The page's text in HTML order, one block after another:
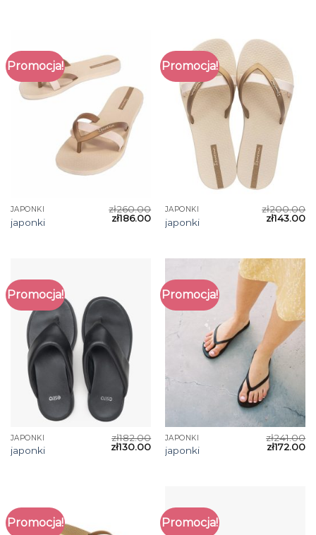
Promocja!
JAPONKI
japonki
zł260.00
zł186.00
Promocja!
JAPONKI
japonki
zł200.00
zł143.00
Promocja!
JAPONKI
japonki
zł182.00
zł130.00
Promocja!
JAPONKI
japonki
zł241.00
zł172.00
Promocja! Promocja!